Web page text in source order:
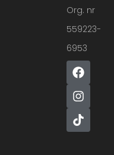
Org. nr
559223-
6953